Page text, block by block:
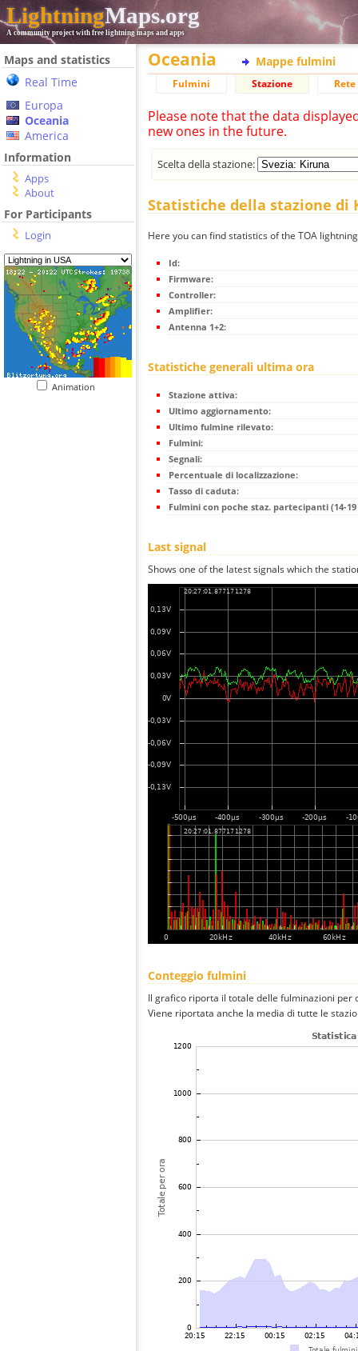
LightningMaps.org
A community project with free lightning maps and apps
Maps and statistics
Real Time
Europa
Oceania
America
Information
Apps
About
For Participants
Login
Animation
Oceania Mappe fulmini
Fulmini Stazione
Please note that the data
new ones in the future.
Scelta della stazione:
Statistiche della stazione di
Here you can find statistics of the TOA
Id:
Firmware:
Controller:
Amplifier:
Antenna 1+2:
Statistiche generali ultima ora
Stazione attiva:
Ultimo aggiornamento:
Ultimo fulmine rilevato:
Fulmini:
Segnali:
Percentuale di localizzazione:
Tasso di caduta:
Fulmini con poche staz. partecipanti (14-
Last signal
Shows one of the latest signals which the
Conteggio fulmini
Il grafico riporta il totale delle fulminazioni
Viene riportata anche la media di tutte le